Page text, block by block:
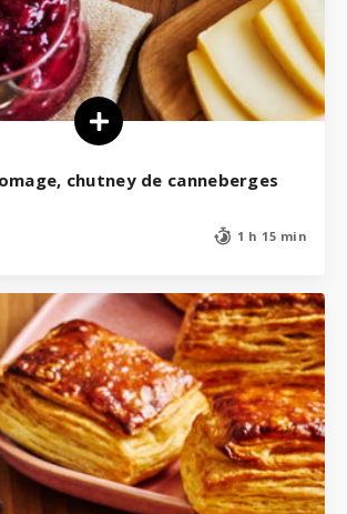
chutney de canneberges
1 h 15 min